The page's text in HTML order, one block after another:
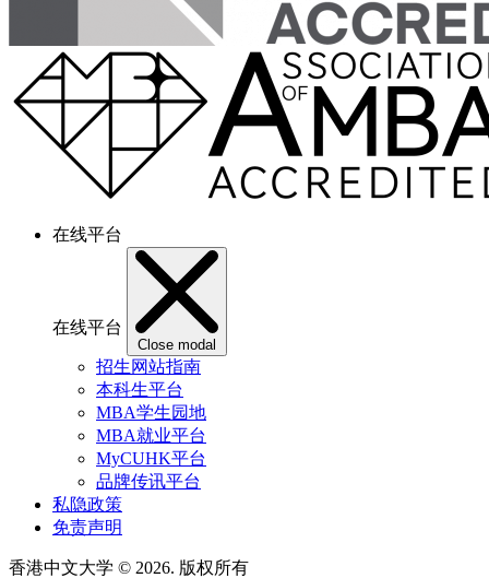
在线平台
在线平台
Close modal
招生网站指南
本科生平台
MBA学生园地
MBA就业平台
MyCUHK平台
品牌传讯平台
私隐政策
免责声明
香港中文大学 © 2026. 版权所有